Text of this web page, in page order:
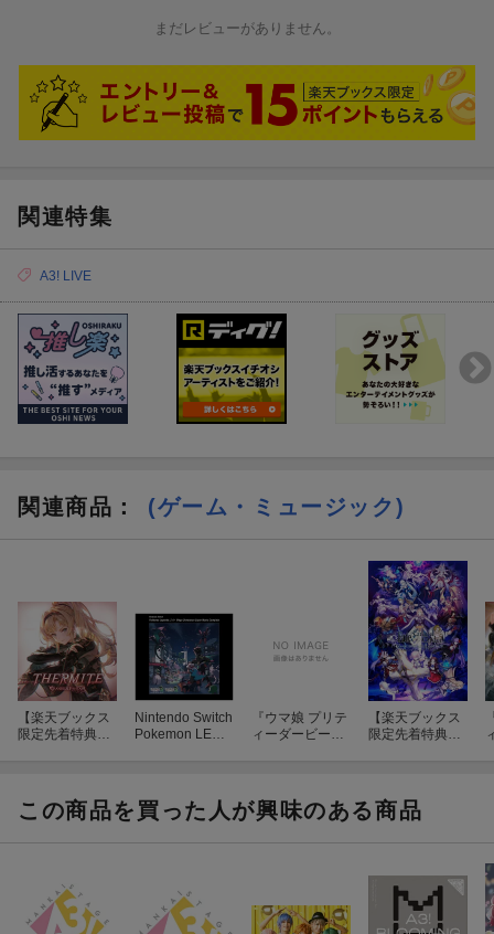
椋(CV：山谷祥生)、斑鳩三角(CV：廣瀬大介)、三好一成(CV：赤
5. ネバー・エンド・ワンダー(Instrumental)
6. もういい怪？(Instrumental)
まだレビューがありません。
関連特集
A3! LIVE
関連商品 ： (ゲーム・ミュージック)
【楽天ブックス
限定先着特典】
様限定盤】(アナ
ザージャケット)
Nintendo Switch
Pokemon LEGE
ク・コンプリー
ト
『ウマ娘 プリテ
ィーダービー』
【楽天ブックス
限定先着特典】
仕様限定盤】(ジ
ャケットサイ
この商品を買った人が興味のある商品